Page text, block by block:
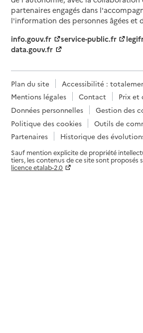
partenaires engagés dans
l'information des personnes âgées et
info.gouv.fr
service-public.fr
data.gouv.fr
Plan du site
Accessibilité :
Mentions légales
Contact
Prix et
Données personnelles
Gestion des
Politique des cookies
Outils de
Partenaires
Historique des
Sauf mention explicite de propriété
tiers, les contenus de ce site sont proposés
licence etalab-2.0